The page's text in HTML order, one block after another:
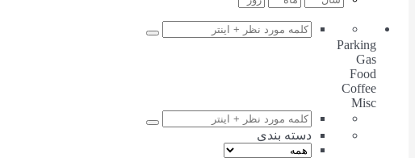
Parking
Gas
Food
Coffee
Misc
دسته بندی